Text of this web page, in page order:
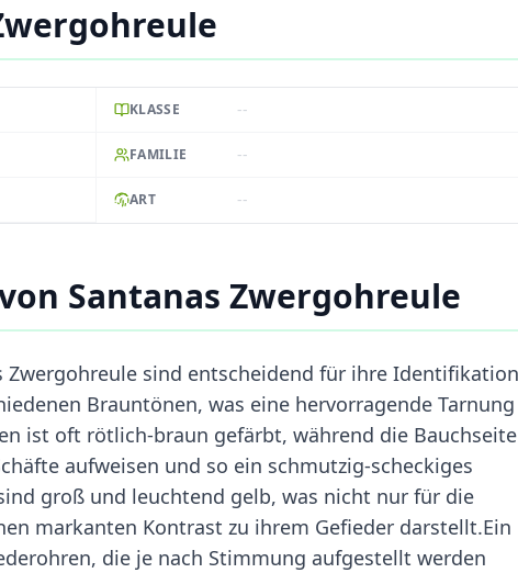
KLASSE --
FAMILIE --
ART --
Santanas Zwergohreule
Zwergohreule sind entscheidend für ihre
Brauntönen, was eine hervorragende
ist oft rötlich-braun gefärbt, während die
aufweisen und so ein schmutzig-scheckiges
groß und leuchtend gelb, was nicht nur für die
markanten Kontrast zu ihrem Gefieder darstellt.Ein
die je nach Stimmung aufgestellt werden